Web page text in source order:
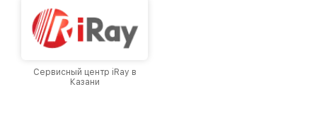
Сервисный центр iRay в
Казани